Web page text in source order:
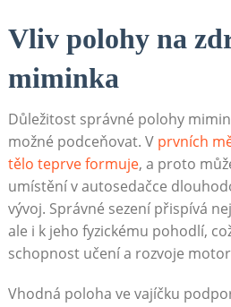
Vliv polohy na
miminka
Důležitost správné polohy
možné podceňovat. V prvních
tělo teprve formuje, a proto
umístění v autosedačce
vývoj. Správné sezení přispívá
ale i k jeho fyzickému pohodlí,
schopnost učení a rozvoje
Vhodná poloha ve vajíčku